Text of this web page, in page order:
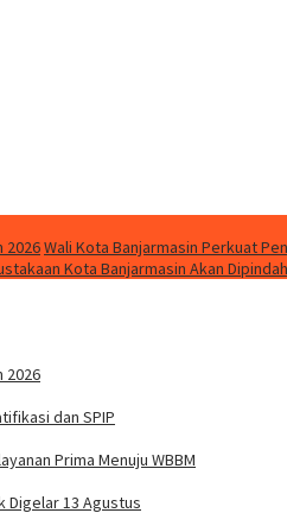
2026Wali Kota Banjarmasin Perkuat
Kota Banjarmasin Akan
2026
dan SPIP
Prima Menuju WBBM
Digelar 13 Agustus